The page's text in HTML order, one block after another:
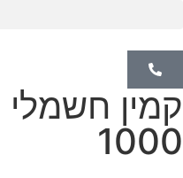
1000